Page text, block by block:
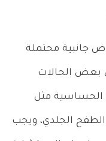
جانبية محتملة
بعض الحالات
الحساسية مثل
الجلدي، ويجب